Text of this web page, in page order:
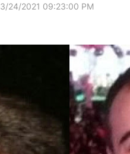
3/24/2021 09:23:00 PM